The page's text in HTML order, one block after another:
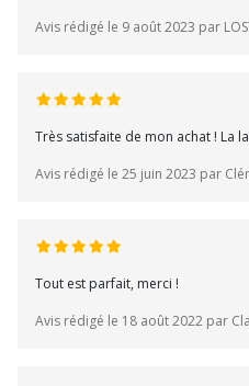
Avis rédigé le 9 août 2023 par
Très satisfaite de mon achat ! La
Avis rédigé le 25 juin 2023 par
Tout est parfait, merci !
Avis rédigé le 18 août 2022 par